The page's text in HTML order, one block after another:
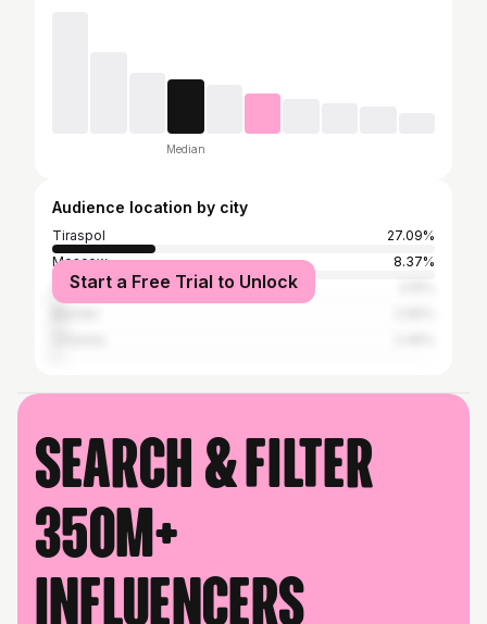
Median
Audience location by city
Tiraspol
27.09%
Moscow
8.37%
Odesa
Start a Free Trial to Unlock
Search & filter
350M+
influencers